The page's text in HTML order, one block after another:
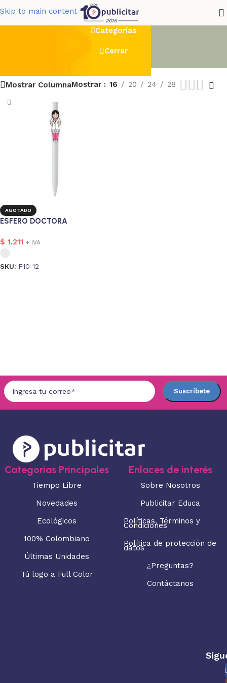
Skip to main content doctora
Categorías
Cerrar
Mostrar ColumnaMostrar 16 20 24 28
AGOTADO
ESFERO DOCTORA
$ 1.211 + IVA
SKU: F10-12
Categorias Principales
Tiempo Libre
Novedades
Ecológicos
100% Colombiano
Últimas Unidades
Tú logo a Full Color
Enlaces de interés
Sobre Nosotros
Publicitar Educa
Políticas, Términos y
Condiciones
Política de protección de
datos
¿Preguntas?
Contáctanos